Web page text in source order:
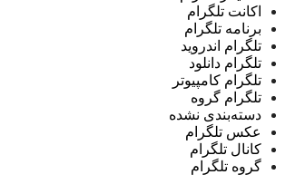
اکانت تلگرام
برنامه تلگرام
تلگرام اندروید
تلگرام دانلود
تلگرام کامپیوتر
تلگرام گروه
دسته‌بندی نشده
عکس تلگرام
کانال تلگرام
گروه تلگرام